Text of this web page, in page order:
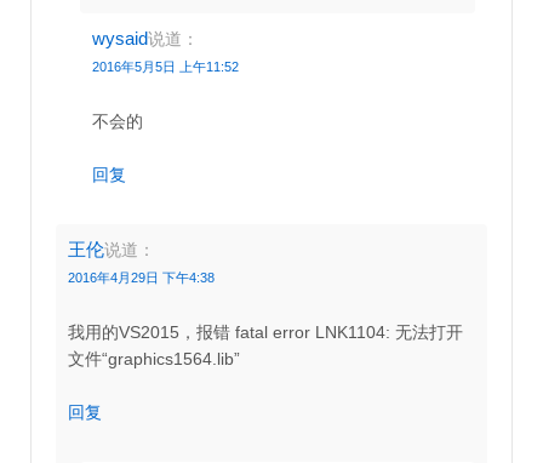
wysaid说道：
2016年5月5日 上午11:52
不会的
回复
王伦说道：
2016年4月29日 下午4:38
我用的VS2015，报错 fatal error LNK1104: 无法打开
文件“graphics1564.lib”
回复